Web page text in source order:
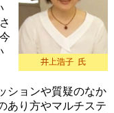
ションや質疑のなか
あり方やマルチステ